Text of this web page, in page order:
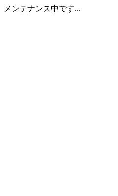
メンテナンス中です...